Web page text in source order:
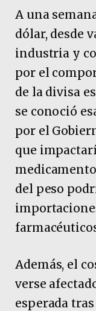
A una
dólar, desde
industria y
por el
de la divisa
se conoció
por el
que
del peso
Además, el
verse
esperada